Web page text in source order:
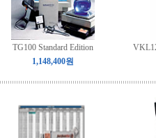
TG100 Standard Edition
1,148,400원